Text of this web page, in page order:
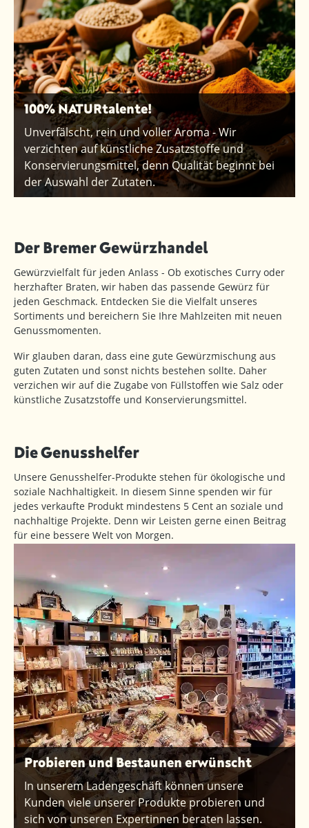
100% NATURtalente!
Unverfälscht, rein und voller Aroma - Wir
verzichten auf künstliche Zusatzstoffe und
Konservierungsmittel, denn Qualität beginnt bei
der Auswahl der Zutaten.
Der Bremer Gewürzhandel
Gewürzvielfalt für jeden Anlass - Ob exotisches Curry oder
herzhafter Braten, wir haben das passende Gewürz für
jeden Geschmack. Entdecken Sie die Vielfalt unseres
Sortiments und bereichern Sie Ihre Mahlzeiten mit neuen
Genussmomenten.
Wir glauben daran, dass eine gute Gewürzmischung aus
guten Zutaten und sonst nichts bestehen sollte. Daher
verzichen wir auf die Zugabe von Füllstoffen wie Salz oder
künstliche Zusatzstoffe und Konservierungsmittel.
Die Genusshelfer
Unsere Genusshelfer-Produkte stehen für ökologische und
soziale Nachhaltigkeit. In diesem Sinne spenden wir für
jedes verkaufte Produkt mindestens 5 Cent an soziale und
nachhaltige Projekte. Denn wir Leisten gerne einen Beitrag
für eine bessere Welt von Morgen.
Probieren und Bestaunen erwünscht
In unserem Ladengeschäft können unsere
Kunden viele unserer Produkte probieren und
sich von unseren Expertinnen beraten lassen.